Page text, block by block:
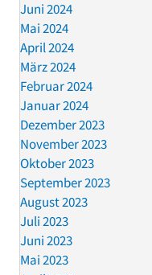
Juni 2024
Mai 2024
April 2024
März 2024
Februar 2024
Januar 2024
Dezember 2023
November 2023
Oktober 2023
September 2023
August 2023
Juli 2023
Juni 2023
Mai 2023